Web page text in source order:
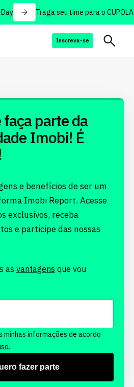
Traga seu time para o
Inscreva-se
parte da
Imobi! É
e benefícios de ser um
Imobi Report. Acesse
exclusivos, receba
e participe das nossas
as vantagens que vou
minhas informações de acordo
fazer parte